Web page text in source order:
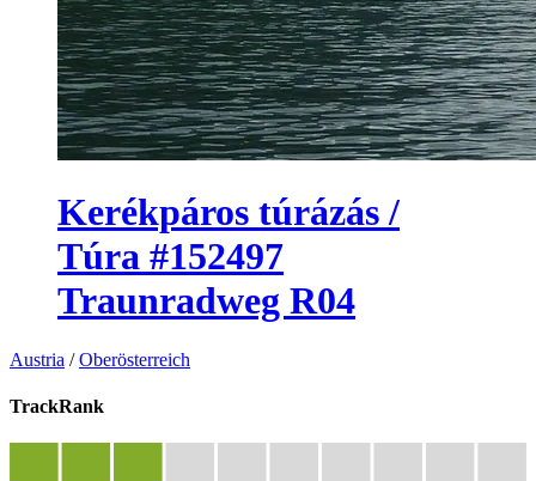
Kerékpáros túrázás /
Túra #152497
Traunradweg R04
Austria /Oberösterreich
TrackRank